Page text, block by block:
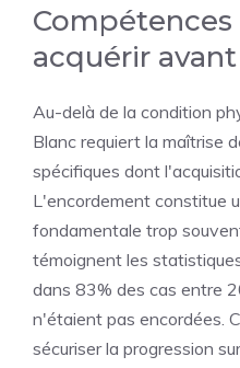
acquérir
Au-delà de la condition
Blanc requiert la maîtrise
spécifiques dont
L'encordement constitue
fondamentale trop
témoignent les
dans 83% des cas entre
n'étaient pas encordées.
sécuriser la progression